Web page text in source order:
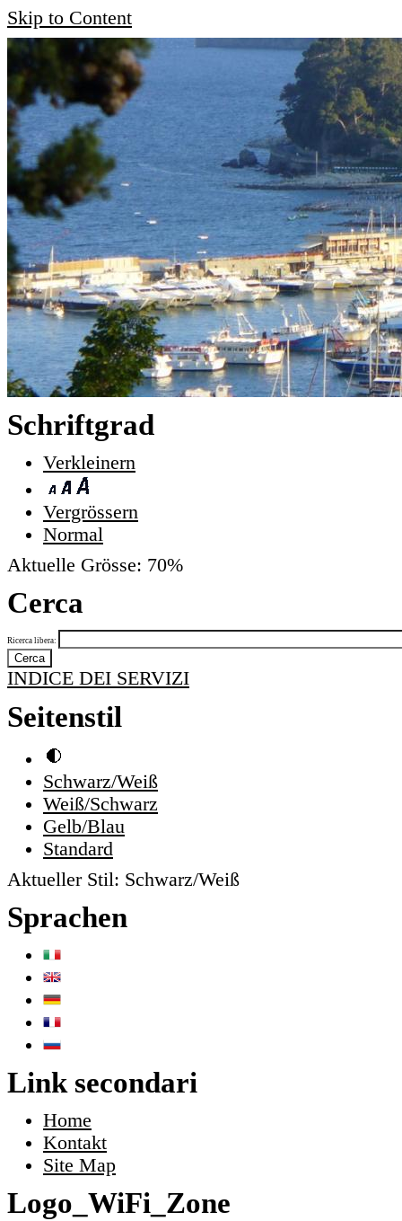
Skip to Content
Schriftgrad
Verkleinern
Vergrössern
Normal
Aktuelle Grösse: 70%
Cerca
Ricerca libera:
INDICE DEI SERVIZI
Seitenstil
Schwarz/Weiß
Weiß/Schwarz
Gelb/Blau
Standard
Aktueller Stil: Schwarz/Weiß
Sprachen
Link secondari
Home
Kontakt
Site Map
Logo_WiFi_Zone